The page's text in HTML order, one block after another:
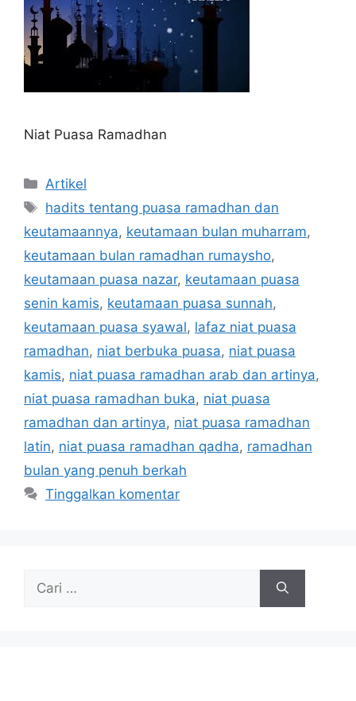
Niat Puasa Ramadhan
Kategori
Artikel
Tag
hadits tentang puasa ramadhan dan
keutamaannya, keutamaan bulan muharram,
keutamaan bulan ramadhan rumaysho,
keutamaan puasa nazar, keutamaan puasa
senin kamis, keutamaan puasa sunnah,
keutamaan puasa syawal, lafaz niat puasa
ramadhan, niat berbuka puasa, niat puasa
kamis, niat puasa ramadhan arab dan artinya,
niat puasa ramadhan buka, niat puasa
ramadhan dan artinya, niat puasa ramadhan
latin, niat puasa ramadhan qadha, ramadhan
bulan yang penuh berkah
Tinggalkan komentar
untuk: